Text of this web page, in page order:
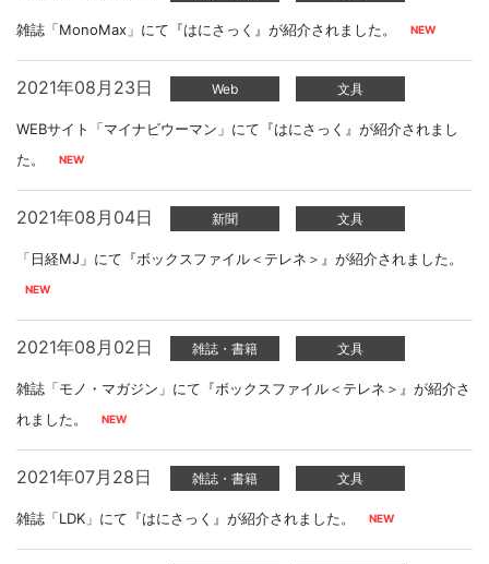
雑誌「MonoMax」にて『はにさっく』が紹介されました。
2021年08月23日 Web 文具
WEBサイト「マイナビウーマン」にて『はにさっく』が紹介されまし
た。
2021年08月04日 新聞 文具
「日経MJ」にて『ボックスファイル＜テレネ＞』が紹介されました。
2021年08月02日 雑誌・書籍 文具
雑誌「モノ・マガジン」にて『ボックスファイル＜テレネ＞』が紹介さ
れました。
2021年07月28日 雑誌・書籍 文具
雑誌「LDK」にて『はにさっく』が紹介されました。